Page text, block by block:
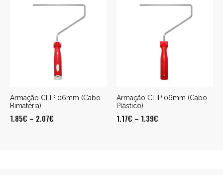
Armação CLIP 06mm (Cabo
Bimatéria)
1.85€ – 2.07€
Armação CLIP 06mm (Cabo
Plástico)
1.17€ – 1.39€